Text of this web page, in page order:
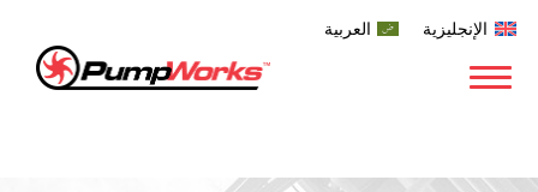
الإنجليزية العربية